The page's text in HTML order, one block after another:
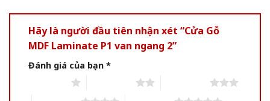
Hãy là người đầu tiên nhận xét “Cửa Gỗ
MDF Laminate P1 van ngang 2”
Đánh giá của bạn *